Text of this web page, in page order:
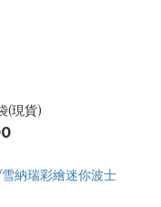
(現貨)